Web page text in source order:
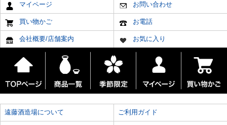
マイページ お問い合わせ
買い物かご お電話
会社概要/店舗案内 お気に入り
遠藤酒造場について ご利用ガイド